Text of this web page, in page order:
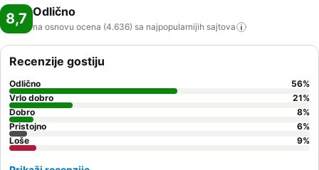
8,7 Odlično
na osnovu ocena (4.636) sa najpopularnijih sajtova
Recenzije gostiju
Odlično 56%
Vrlo dobro
21%
Dobro
8%
Pristojno
6%
Loše
9%